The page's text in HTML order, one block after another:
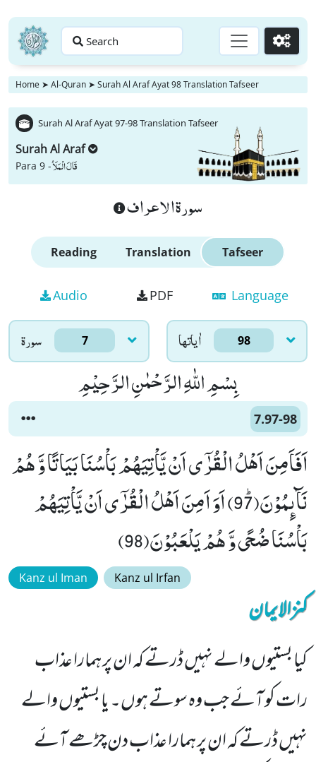
Search Go
Home ➤ Al-Quran ➤ Surah Al Araf Ayat 98 Translation Tafseer
Surah Al Araf Ayat 97-98 Translation Tafseer
Surah Al Araf
Para 9 -قَالَ الْمَلَاُ
سورة الاعراف
Reading Translation Tafseer
Audio PDF Language
سورۃ 7 اٰياتها 98
بِسْمِ اللّٰهِ الرَّحْمٰنِ الرَّحِیْمِ
7.97-98
اَفَاَمِنَ اَهْلُ الْقُرٰۤى اَنْ یَّاْتِیَهُمْ بَاْسُنَا بَیَاتًا وَّ هُمْ
نَآىٕمُوْنَﭤ(97) اَوَ اَمِنَ اَهْلُ الْقُرٰۤى اَنْ یَّاْتِیَهُمْ
بَاْسُنَا ضُحًى وَّ هُمْ یَلْعَبُوْنَ(98)
Kanz ul Iman Kanz ul Irfan
کنزالایمان
کیا بستیوں والے نہیں ڈرتے کہ ان پر ہمارا عذاب
رات کو آئے جب وہ سوتے ہوں۔ یا بستیوں والے
نہیں ڈرتے کہ ان پر ہمارا عذاب دن چڑھے آئے